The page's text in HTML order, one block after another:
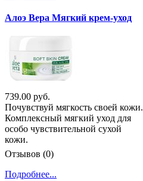
Алоэ Вера Мягкий крем-уход
739.00 руб.
Почувствуй мягкость своей кожи.
Комплексный мягкий уход для
особо чувствительной сухой
кожи.
Отзывов (0)
Подробнее...